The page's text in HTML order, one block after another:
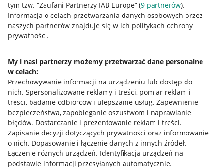
tym tzw. “Zaufani Partnerzy IAB Europe” (9 partnerów).
Informacja o celach przetwarzania danych osobowych przez
naszych partnerów znajduje się w ich politykach ochrony
prywatności.
My i nasi partnerzy możemy przetwarzać dane personalne
w celach:
Przechowywanie informacji na urządzeniu lub dostęp do
nich. Spersonalizowane reklamy i treści, pomiar reklam i
treści, badanie odbiorców i ulepszanie usług. Zapewnienie
bezpieczeństwa, zapobieganie oszustwom i naprawianie
błędów. Dostarczanie i prezentowanie reklam i treści.
Zapisanie decyzji dotyczących prywatności oraz informowanie
o nich. Dopasowanie i łączenie danych z innych źródeł.
Łączenie różnych urządzeń. Identyfikacja urządzeń na
podstawie informacji przesyłanych automatycznie.
Przydatne informacje
Jak to działa
Allegro Gadane dla sprzedających
Allegro Gadane dla kupujących
Mapa miejscowości
Informacje prawne
Regulamin